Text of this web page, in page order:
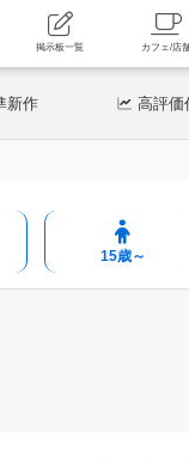
コミュニティ 掲示板一覧
新作 高評価
15歳～